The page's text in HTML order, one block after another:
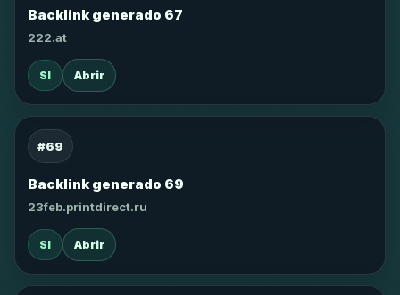
Backlink generado 67
222.at
SI Abrir
#69
Backlink generado 69
23feb.printdirect.ru
SI Abrir